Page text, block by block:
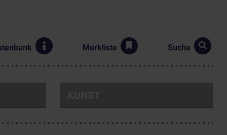
Merkliste Suche